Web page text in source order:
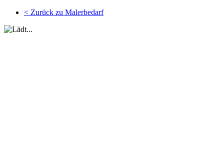
< Zurück zu Malerbedarf